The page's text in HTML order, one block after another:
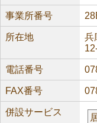
事業所番号
所在地
兵
電話番号
FAX番号
併設サービス